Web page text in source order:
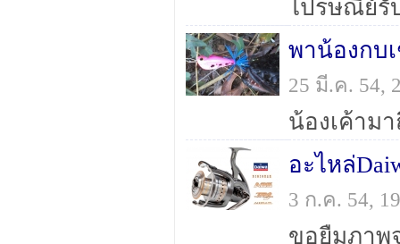
พาน้องกบ
25 มี.ค. 54,
อะไหล่
3 ก.ค. 54,